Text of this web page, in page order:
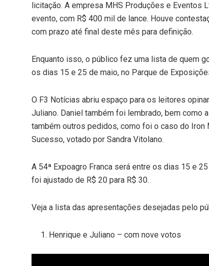
licitação. A empresa MHS Produções e Eventos
evento, com R$ 400 mil de lance. Houve
com prazo até final deste mês para definição.
Enquanto isso, o público fez uma lista de quem
os dias 15 e 25 de maio, no Parque de
O F3 Notícias abriu espaço para os leitores
Juliano. Daniel também foi lembrado, bem como
também outros pedidos, como foi o caso do Iron
Sucesso, votado por Sandra Vitolano.
A 54ª Expoagro Franca será entre os dias 15 e
foi ajustado de R$ 20 para R$ 30.
Veja a lista das apresentações desejadas pelo
Henrique e Juliano – com nove votos